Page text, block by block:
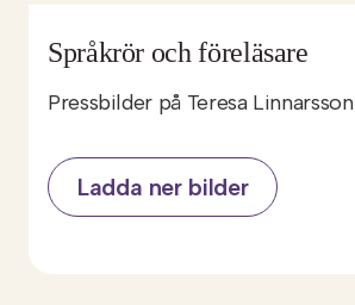
Språkrör och föreläsare
Pressbilder på Teresa Linnarsson
Ladda ner bilder